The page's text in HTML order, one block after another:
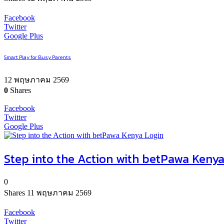
Facebook
Twitter
Google Plus
Smart Play for Busy Parents
12 พฤษภาคม 2569
0 Shares
Facebook
Twitter
Google Plus
Step into the Action with betPawa
0
Shares 11 พฤษภาคม 2569
Facebook
Twitter